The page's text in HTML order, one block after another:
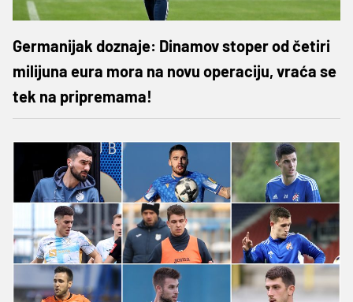
Germanijak doznaje: Dinamov stoper od četiri
milijuna eura mora na novu operaciju, vraća se
tek na pripremama!